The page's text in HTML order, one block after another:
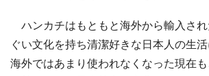
ハンカチはもともと海外から輸入さ
ぐい文化を持ち清潔好きな日本人の生活
海外ではあまり使われなくなった現在